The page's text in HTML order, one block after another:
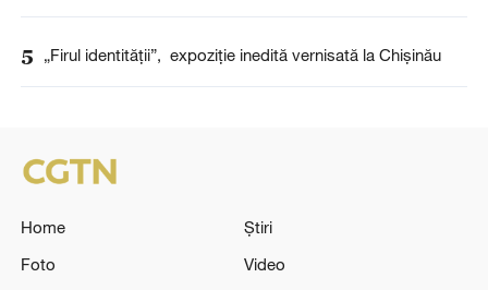
5 „Firul identității”, expoziție inedită vernisată la Chișinău
Home
Știri
Foto
Video